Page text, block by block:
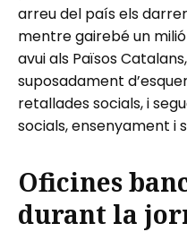
arreu del país els
mentre gairebé un
avui als Països
suposadament
retallades socials, i
socials, ensenyament i
Oficines
durant la